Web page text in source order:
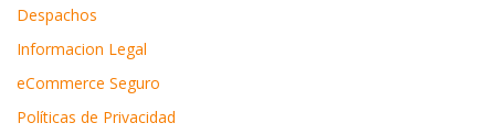
Despachos
Informacion Legal
eCommerce Seguro
Políticas de Privacidad